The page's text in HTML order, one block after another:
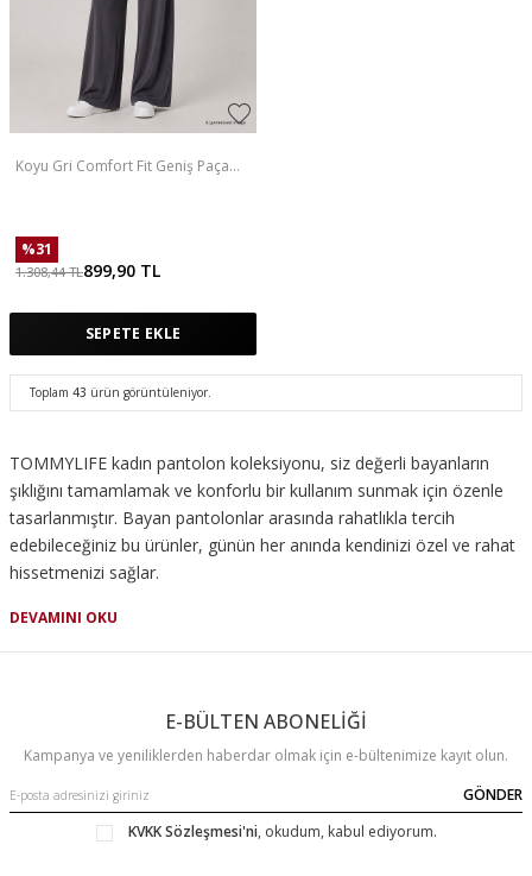
Koyu Gri Comfort Fit Geniş Paça
%31
1.308,44TL899,90 TL
SEPETE EKLE
Toplam 43 ürün görüntüleniyor.
TOMMYLIFE kadın pantolon koleksiyonu, siz değerli bayanların
şıklığını tamamlamak ve konforlu bir kullanım sunmak için özenle
tasarlanmıştır. Bayan pantolonlar arasında rahatlıkla tercih
edebileceğiniz bu ürünler, günün her anında kendinizi özel ve rahat
hissetmenizi sağlar.
Kadın pantolon modelleri içerisinde yer alan geniş ve bol paça
pantolon modelleri arasında kendinize en uygun olanı seçerken,
işlevselliği ve rahatlığı ön planda tutun.
Özellikle hareket özgürlüğü sunan geniş paça pantolonlar, hem
ofis ortamında hem de günlük yaşantınızda tercih edebileceğiniz
şık alternatifler sunar. İnce bir kumaştan üretilen pantolonlar ise
DEVAMINI OKU
E-BÜLTEN ABONELİĞİ
Kampanya ve yeniliklerden haberdar olmak için e-bültenimize kayıt olun.
GÖNDER
KVKK Sözleşmesi'ni, okudum, kabul ediyorum.